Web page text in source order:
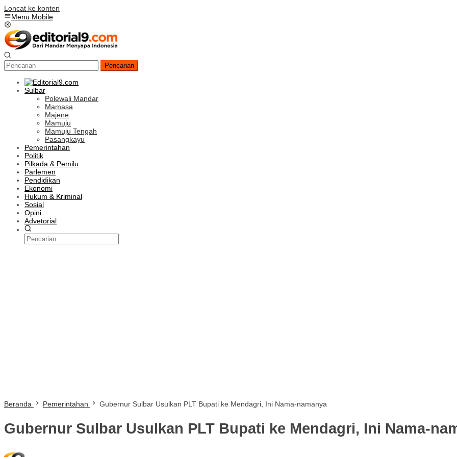
Loncat ke konten
Menu Mobile
Pencarian
Sulbar
Polewali Mandar
Mamasa
Majene
Mamuju
Mamuju Tengah
Pasangkayu
Pemerintahan
Politik
Pilkada & Pemilu
Parlemen
Pendidikan
Ekonomi
Hukum & Kriminal
Sosial
Opini
Advetorial
Beranda Pemerintahan Gubernur Sulbar Usulkan PLT Bupati ke Mendagri, Ini Nama-namanya
Gubernur Sulbar Usulkan PLT Bupati ke Mendagri, Ini Nama-